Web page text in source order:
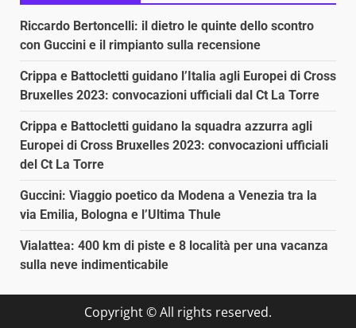
Riccardo Bertoncelli: il dietro le quinte dello scontro
con Guccini e il rimpianto sulla recensione
Crippa e Battocletti guidano l’Italia agli Europei di Cross
Bruxelles 2023: convocazioni ufficiali dal Ct La Torre
Crippa e Battocletti guidano la squadra azzurra agli
Europei di Cross Bruxelles 2023: convocazioni ufficiali
del Ct La Torre
Guccini: Viaggio poetico da Modena a Venezia tra la
via Emilia, Bologna e l’Ultima Thule
Vialattea: 400 km di piste e 8 località per una vacanza
sulla neve indimenticabile
Copyright © All rights reserved.